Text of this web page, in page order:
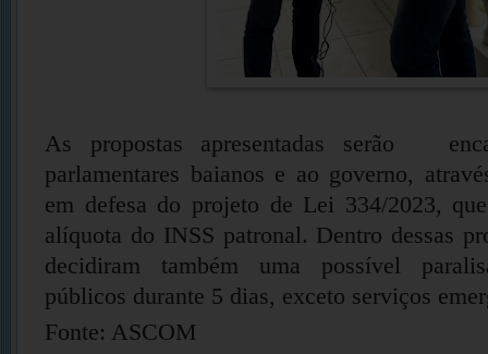
As propostas apresentadas serão
parlamentares baianos e ao governo,
em defesa do projeto de Lei 334/2023,
alíquota do INSS patronal. Dentro dessas
decidiram também uma possível
públicos durante 5 dias, exceto serviços
Fonte: ASCOM